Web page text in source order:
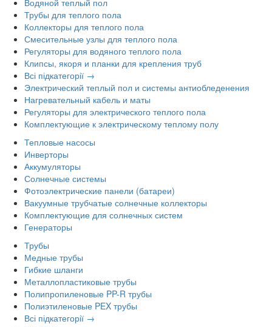
Трубы для теплого пола
Коллекторы для теплого пола
Смесительные узлы для теплого пола
Регуляторы для водяного теплого пола
Клипсы, якоря и планки для крепления труб
Всі підкатегорії →
Электрический теплый пол и системы антиобледенения
Нагревательный кабель и маты
Регуляторы для электрического теплого пола
Комплектующие к электрическому теплому полу
Тепловые насосы
Инверторы
Аккумуляторы
Солнечные системы
Фотоэлектрические панели (батареи)
Вакуумные трубчатые солнечные коллекторы
Комплектующие для солнечных систем
Генераторы
Трубы
Медные трубы
Гибкие шланги
Металлопластиковые трубы
Полипропиленовые PP-R трубы
Полиэтиленовые PEX трубы
Всі підкатегорії →